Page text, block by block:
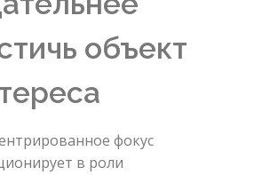
объект
фокус
в роли